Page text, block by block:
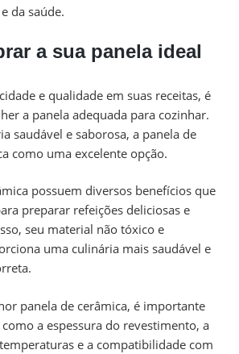
da saúde.
a sua panela ideal
e qualidade em suas receitas, é
a panela adequada para cozinhar.
saudável e saborosa, a panela de
como uma excelente opção.
possuem diversos benefícios que
preparar refeições deliciosas e
seu material não tóxico e
uma culinária mais saudável e
panela de cerâmica, é importante
a espessura do revestimento, a
e a compatibilidade com